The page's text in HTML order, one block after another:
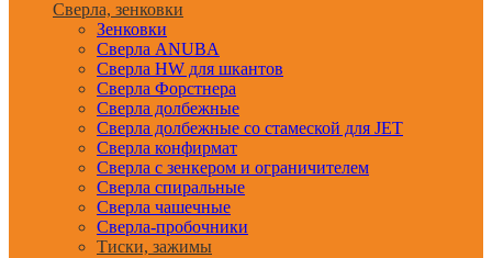
Сверла, зенковки
Зенковки
Сверла ANUBA
Сверла HW для шкантов
Сверла Форстнера
Сверла долбежные
Сверла долбежные со стамеской для JET
Сверла конфирмат
Сверла с зенкером и ограничителем
Сверла спиральные
Сверла чашечные
Сверла-пробочники
Тиски, зажимы